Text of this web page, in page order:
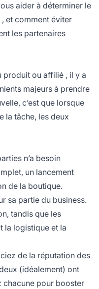
aider à déterminer le
, et comment éviter
les partenaires
produit ou affilié , il y a
majeurs à prendre
c’est que lorsque
la tâche, les deux
n’a besoin
un lancement
de la boutique.
sa partie du business.
tandis que les
la logistique et la
de la réputation des
(idéalement) ont
chacune pour booster